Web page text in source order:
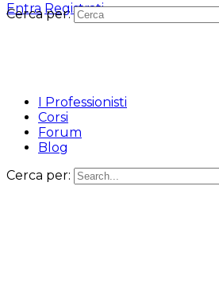
Entra Registrati
Cerca per:
I Professionisti
Corsi
Forum
Blog
Cerca per: